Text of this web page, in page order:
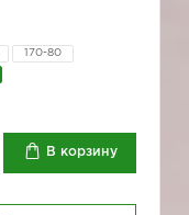
170-80
В корзину